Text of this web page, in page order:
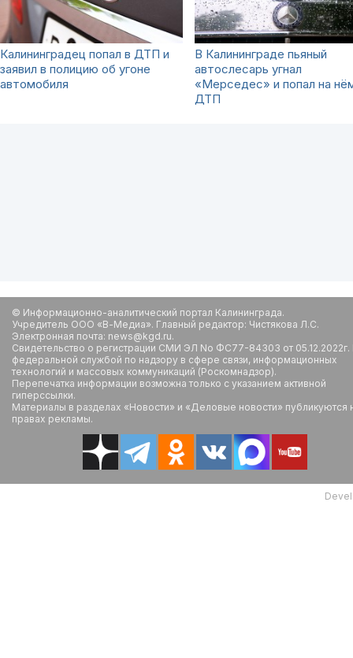
Калининградец попал в ДТП и
заявил в полицию об угоне
автомобиля
В Калининграде пьяный
автослесарь угнал
«Мерседес» и попал на
ДТП
© Информационно-аналитический портал Калининграда.
Учредитель ООО «В-Медиа». Главный редактор: Чистякова Л.С.
Электронная почта: news@kgd.ru.
Свидетельство о регистрации СМИ ЭЛ No ФС77-84303 от
федеральной службой по надзору в сфере связи, информационных
технологий и массовых коммуникаций (Роскомнадзор).
Перепечатка информации возможна только с указанием активной
гиперссылки.
Материалы в разделах «Новости» и «Деловые новости» публикуются
правах рекламы.